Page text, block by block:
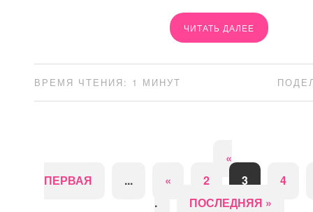
ЧИТАТЬ ДАЛЕЕ
ВРЕМЯ ЧТЕНИЯ: 1 МИНУТ
«
ПЕРВАЯ
... « 2 3
4
.
ПОСЛЕДНЯЯ »